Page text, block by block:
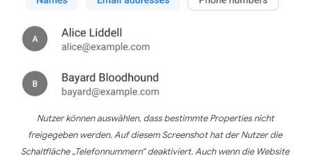
Nutzer können auswählen, dass bestimmte Properties nicht
freigegeben werden. Auf diesem Screenshot hat der Nutzer die
Schaltfläche „Telefonnummern“ deaktiviert. Auch wenn die Website